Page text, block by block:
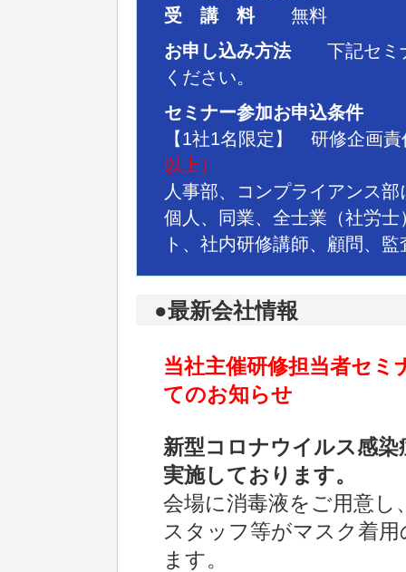
受 講 料無料
お申し込み方法下記セミナ
ください。
セミナー参加お申込条件
【1社1名限定】 研修企画
以上）
人事部、コンプライアンス
個人、同業、全士業（社労
ト、社内研修講師、顧問、
●最新会社情報
当社主催研修担当者セ
てのお知らせ
新型コロナウイルス感
実施しております。
会場に消毒液をご用意
スタッフ等がマスク着
ます。